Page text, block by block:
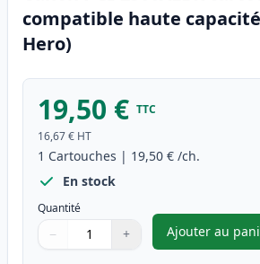
compatible haute
Hero)
19,50 € TTC
16,67 € HT
1 Cartouches | 19,50 € /ch.
En stock
Quantité
Quantité
Utilisez les boutons pour ajuster
− +
Quantité
Ajouter au
,